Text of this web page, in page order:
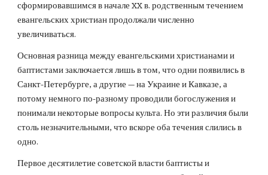
сформировавшимся в начале XX в. родственным течением
евангельских христиан продолжали численно
увеличиваться.
Основная разница между евангельскими христианами и
баптистами заключается лишь в том, что одни появились в
Санкт-Петербурге, а другие — на Украине и Кавказе, а
потому немного по-разному проводили богослужения и
понимали некоторые вопросы культа. Но эти различия были
столь незначительными, что вскоре оба течения слились в
одно.
Первое десятилетие советской власти баптисты и